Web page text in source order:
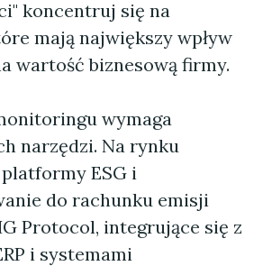
koncentruj się na
mają największy wpływ
wartość biznesową firmy.
wymaga
narzędzi. Na rynku
ESG i
do rachunku emisji
Protocol, integrujące się z
i systemami